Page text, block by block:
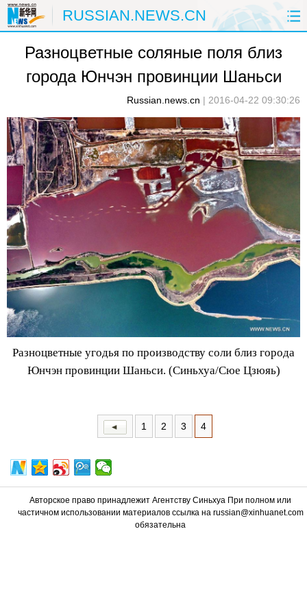
RUSSIAN.NEWS.CN
ГЛАВНАЯ КИТАЙ РФ И СНГ
В МИРЕ ЭКОНОМИКА ОБЩЕСТВО
НАУКА ПРИРОДА КУЛЬТУРА
СПОРТ ЗДОРОВЬЕ ФОТОЛЕНТЫ
СПЕЦТЕМЫ
Разноцветные соляные поля близ
города Юнчэн провинции Шаньси
Russian.news.cn | 2016-04-22 09:30:26
Разноцветные угодья по производству соли близ города
Юнчэн провинции Шаньси. (Синьхуа/Сюе Цзюяь)
1 2 3 4
Авторское право принадлежит Агентству Синьхуа При полном или
частичном использовании материалов ссылка на russian@xinhuanet.com
обязательна